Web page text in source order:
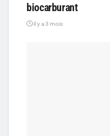
biocarburant
il y a 3 mois